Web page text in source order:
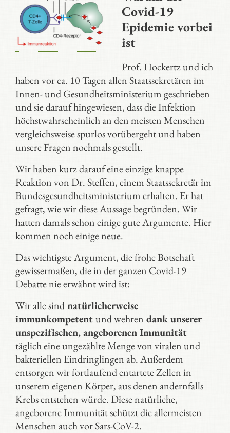
Covid-19
Epidemie vorbei
ist
Prof. Hockertz und ich
haben vor ca. 10 Tagen allen Staatssekretären im
Innen- und Gesundheitsministerium geschrieben
und sie darauf hingewiesen, dass die Infektion
höchstwahrscheinlich an den meisten Menschen
vergleichsweise spurlos vorübergeht und haben
unsere Fragen nochmals gestellt.
Wir haben kurz darauf eine einzige knappe
Reaktion von Dr. Steffen, einem Staatssekretär im
Bundesgesundheitsministerium erhalten. Er hat
gefragt, wie wir diese Aussage begründen. Wir
hatten damals schon einige gute Argumente. Hier
kommen noch einige neue.
Das wichtigste Argument, die frohe Botschaft
gewissermaßen, die in der ganzen Covid-19
Debatte nie erwähnt wird ist:
Wir alle sindnatürlicherweise
immunkompetentund wehren dank unserer
unspezifischen, angeborenen Immunität
täglich eine ungezählte Menge von viralen und
bakteriellen Eindringlingen ab. Außerdem
entsorgen wir fortlaufend entartete Zellen in
unserem eigenen Körper, aus denen andernfalls
Krebs entstehen würde. Diese natürliche,
angeborene Immunität schützt die allermeisten
Menschen auch vor Sars-CoV-2.